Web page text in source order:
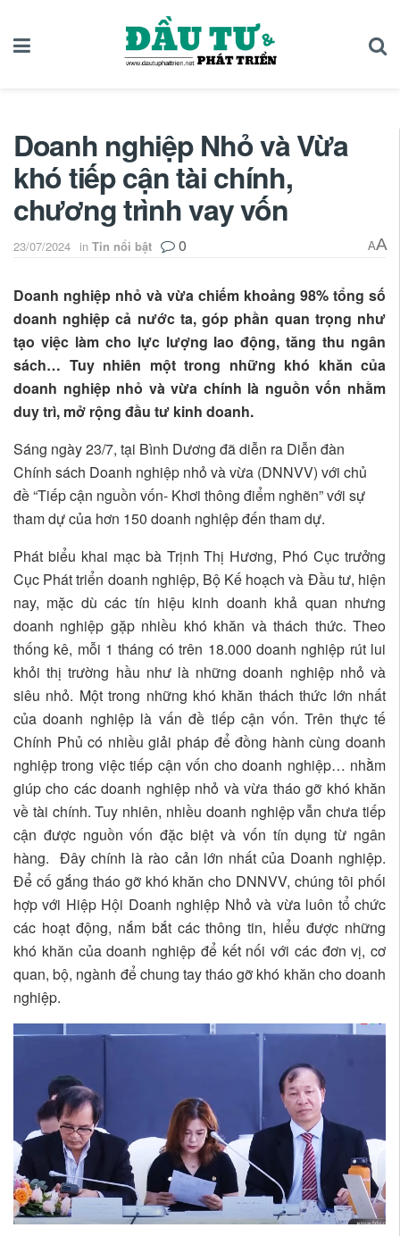
Doanh nghiệp Nhỏ và Vừa
khó tiếp cận tài chính,
chương trình vay vốn
23/07/2024 in Tin nổi bật 0 AA
Doanh nghiệp nhỏ và vừa chiếm khoảng 98% tổng số
doanh nghiệp cả nước ta, góp phần quan trọng như
tạo việc làm cho lực lượng lao động, tăng thu ngân
sách… Tuy nhiên một trong những khó khăn của
doanh nghiệp nhỏ và vừa chính là nguồn vốn nhằm
duy trì, mở rộng đầu tư kinh doanh.
Sáng ngày 23/7, tại Bình Dương đã diễn ra Diễn đàn
Chính sách Doanh nghiệp nhỏ và vừa (DNNVV) với chủ
đề “Tiếp cận nguồn vốn- Khơi thông điểm nghẽn” với sự
tham dự của hơn 150 doanh nghiệp đến tham dự.
Phát biểu khai mạc bà Trịnh Thị Hương, Phó Cục trưởng
Cục Phát triển doanh nghiệp, Bộ Kế hoạch và Đầu tư, hiện
nay, mặc dù các tín hiệu kinh doanh khả quan nhưng
doanh nghiệp gặp nhiều khó khăn và thách thức. Theo
thống kê, mỗi 1 tháng có trên 18.000 doanh nghiệp rút lui
khỏi thị trường hầu như là những doanh nghiệp nhỏ và
siêu nhỏ. Một trong những khó khăn thách thức lớn nhất
của doanh nghiệp là vấn đề tiếp cận vốn. Trên thực tế
Chính Phủ có nhiều giải pháp để đồng hành cùng doanh
nghiệp trong việc tiếp cận vốn cho doanh nghiệp… nhằm
giúp cho các doanh nghiệp nhỏ và vừa tháo gỡ khó khăn
về tài chính. Tuy nhiên, nhiều doanh nghiệp vẫn chưa tiếp
cận được nguồn vốn đặc biệt và vốn tín dụng từ ngân
hàng. Đây chính là rào cản lớn nhất của Doanh nghiệp.
Để cố gắng tháo gỡ khó khăn cho DNNVV, chúng tôi phối
hợp với Hiệp Hội Doanh nghiệp Nhỏ và vừa luôn tổ chức
các hoạt động, nắm bắt các thông tin, hiểu được những
khó khăn của doanh nghiệp để kết nối với các đơn vị, cơ
quan, bộ, ngành để chung tay tháo gỡ khó khăn cho doanh
nghiệp.